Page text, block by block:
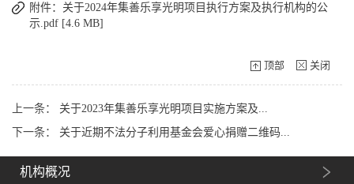
附件：关于2024年集善乐享光明项目执行方案及执行机构的公
示.pdf [4.6 MB]
顶部 关闭
上一条： 关于2023年集善乐享光明项目实施方案及...
下一条： 关于近期不法分子利用基金会爱心捐赠二维码...
机构概况